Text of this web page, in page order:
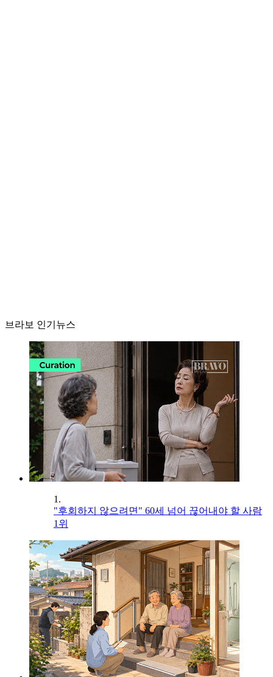
브라보 인기뉴스
1.
"후회하지 않으려면" 60세 넘어 끊어내야 할 사람
1위